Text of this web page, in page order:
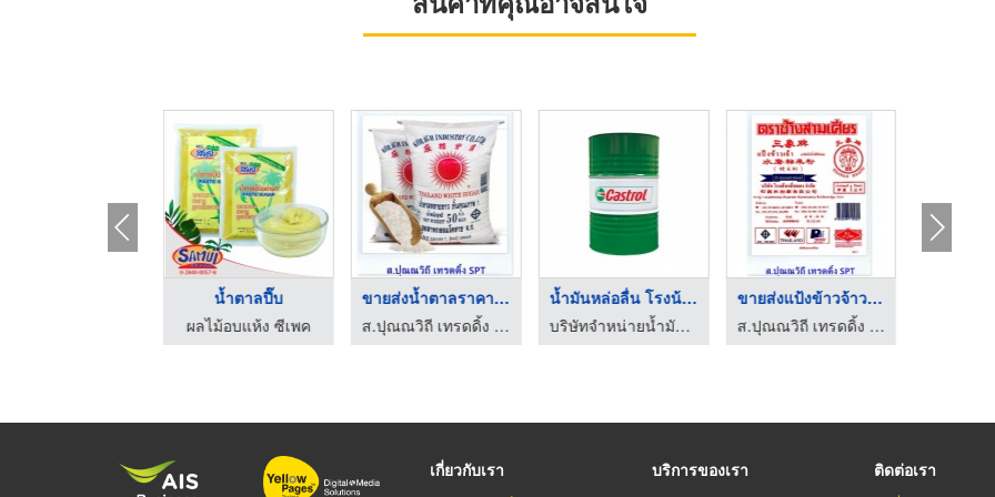
น้ำตาลปี๊บ
ผลไม้อบแห้ง ซีเพค
ขายส่งน้ำตาลราคาโรงง ...
ส.ปุณณวิถี เทรดดิ้ง ขายส่งน้ำตาล
น้ำมันหล่อลื่น โรงน้ ...
บริษัทจำหน่ายน้ำมันหล่อลื่นอุตสาหกรรม - พีซี เคมีคอล ลู้บ
ขายส่งแป้งข้าวจ้าวรา ...
ส.ปุณณวิถี เทรดดิ้ง ขายส่งน้ำตาล
เกี่ยวกับเรา บริการของเรา ติดต่อเรา